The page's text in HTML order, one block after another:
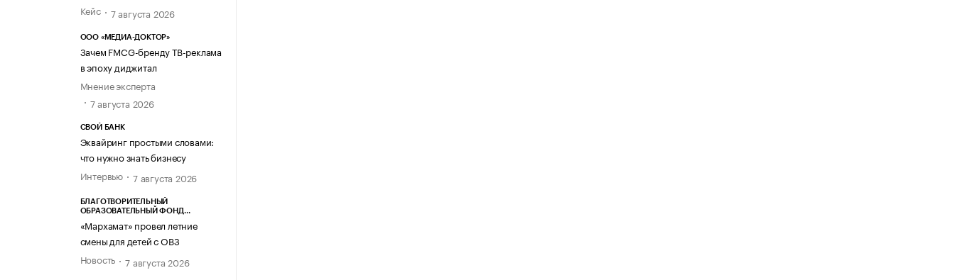
Кейс
7 августа 2026
ООО «МЕДИА-ДОКТОР»
Зачем FMCG-бренду ТВ-реклама
в эпоху диджитал
Мнение эксперта
7 августа 2026
СВОЙ БАНК
Эквайринг простыми словами:
что нужно знать бизнесу
Интервью
7 августа 2026
БЛАГОТВОРИТЕЛЬНЫЙ
ОБРАЗОВАТЕЛЬНЫЙ ФОНД
«Мархамат» провел летние
смены для детей с ОВЗ
Новость
7 августа 2026